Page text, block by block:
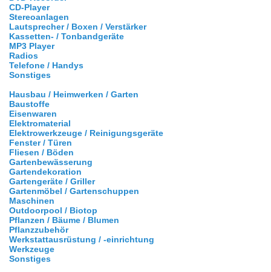
CD-Player
Stereoanlagen
Lautsprecher / Boxen / Verstärker
Kassetten- / Tonbandgeräte
MP3 Player
Radios
Telefone / Handys
Sonstiges
Hausbau / Heimwerken / Garten
Baustoffe
Eisenwaren
Elektromaterial
Elektrowerkzeuge / Reinigungsgeräte
Fenster / Türen
Fliesen / Böden
Gartenbewässerung
Gartendekoration
Gartengeräte / Griller
Gartenmöbel / Gartenschuppen
Maschinen
Outdoorpool / Biotop
Pflanzen / Bäume / Blumen
Pflanzzubehör
Werkstattausrüstung / -einrichtung
Werkzeuge
Sonstiges